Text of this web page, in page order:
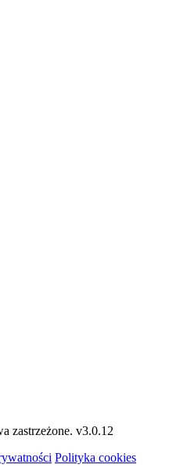
zastrzeżone. v3.0.12
Polityka cookies